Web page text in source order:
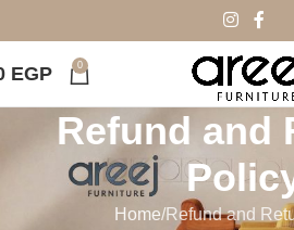
0
EGP
Refund and
Home Refund and